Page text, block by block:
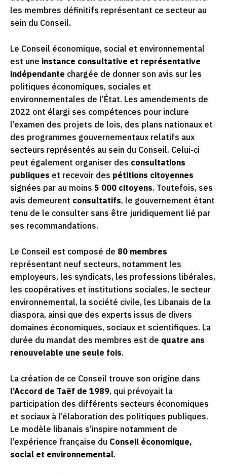
les membres définitifs représentant ce secteur au
sein du Conseil.
Le Conseil économique, social et environnemental
est une instance consultative et représentative
indépendante chargée de donner son avis sur les
politiques économiques, sociales et
environnementales de l’État. Les amendements de
2022 ont élargi ses compétences pour inclure
l’examen des projets de lois, des plans nationaux et
des programmes gouvernementaux relatifs aux
secteurs représentés au sein du Conseil. Celui-ci
peut également organiser des consultations
publiques et recevoir des pétitions citoyennes
signées par au moins 5 000 citoyens. Toutefois, ses
avis demeurent consultatifs, le gouvernement étant
tenu de le consulter sans être juridiquement lié par
ses recommandations.
Le Conseil est composé de 80 membres
représentant neuf secteurs, notamment les
employeurs, les syndicats, les professions libérales,
les coopératives et institutions sociales, le secteur
environnemental, la société civile, les Libanais de la
diaspora, ainsi que des experts issus de divers
domaines économiques, sociaux et scientifiques. La
durée du mandat des membres est de quatre ans
renouvelable une seule fois.
La création de ce Conseil trouve son origine dans
l’Accord de Taëf de 1989, qui prévoyait la
participation des différents secteurs économiques
et sociaux à l’élaboration des politiques publiques.
Le modèle libanais s’inspire notamment de
l’expérience française du Conseil économique,
social et environnemental.